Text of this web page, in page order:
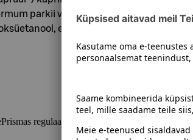
parkii või, pantenoool,
etüülheksüülglütseriin,
regulaarselt. Soovitame siiski toote